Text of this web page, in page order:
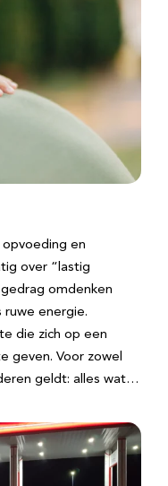
en
over “lastig
omdenken
ruwe energie.
die zich op een
geven. Voor zowel
geldt: alles wat…